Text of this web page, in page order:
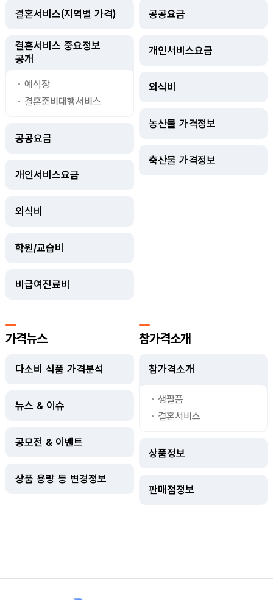
결혼서비스(지역별 가격)
결혼서비스 중요정보
공개
예식장
결혼준비대행서비스
공공요금
개인서비스요금
외식비
학원/교습비
비급여진료비
공공요금
개인서비스요금
외식비
농산물 가격정보
축산물 가격정보
가격뉴스
다소비 식품 가격분석
뉴스 & 이슈
공모전 & 이벤트
상품 용량 등 변경정보
참가격소개
참가격소개
생필품
결혼서비스
상품정보
판매점정보